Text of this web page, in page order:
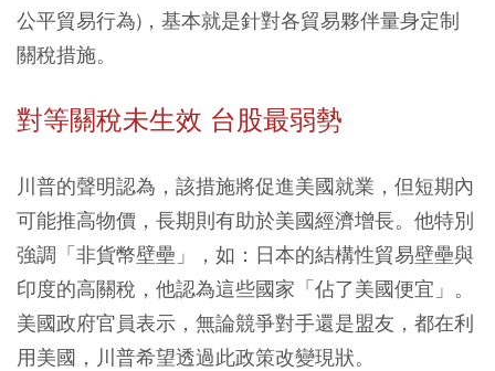
公平貿易行為)，基本就是針對各貿易夥伴量身定制
關稅措施。
對等關稅未生效 台股最弱勢
川普的聲明認為，該措施將促進美國就業，但短期內
可能推高物價，長期則有助於美國經濟增長。他特別
強調「非貨幣壁壘」，如：日本的結構性貿易壁壘與
印度的高關稅，他認為這些國家「佔了美國便宜」。
美國政府官員表示，無論競爭對手還是盟友，都在利
用美國，川普希望透過此政策改變現狀。